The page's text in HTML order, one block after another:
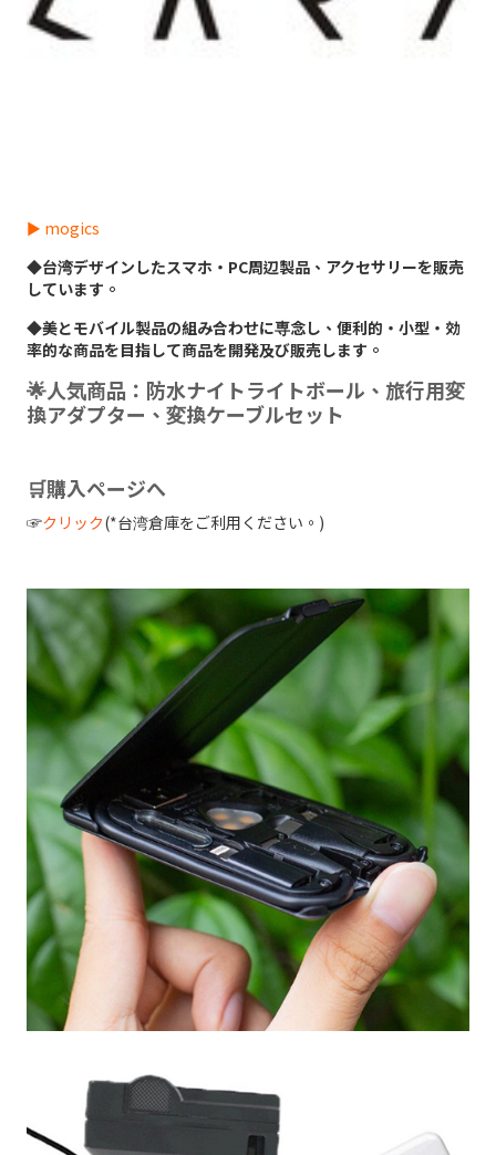
► mogics
◆台湾デザインしたスマホ・PC周辺製品、アクセサリーを販売
しています。
◆美とモバイル製品の組み合わせに専念し、便利的・小型・効
率的な商品を目指して商品を開発及び販売します。
🌟人気商品：防水ナイトライトボール、旅行用変
換アダプター、変換ケーブルセット
🛒購入ページへ
☞クリック(*台湾倉庫をご利用ください。)